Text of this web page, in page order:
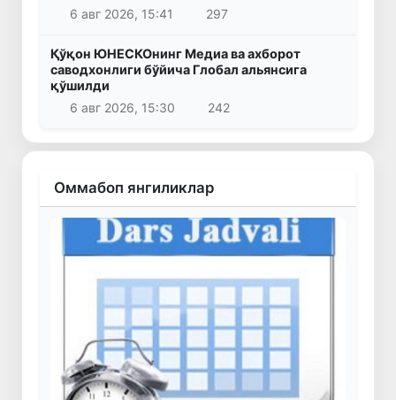
6 авг 2026, 15:41
297
Қўқон ЮНЕСКОнинг Медиа ва ахборот
саводхонлиги бўйича Глобал альянсига
қўшилди
6 авг 2026, 15:30
242
Оммабоп янгиликлар